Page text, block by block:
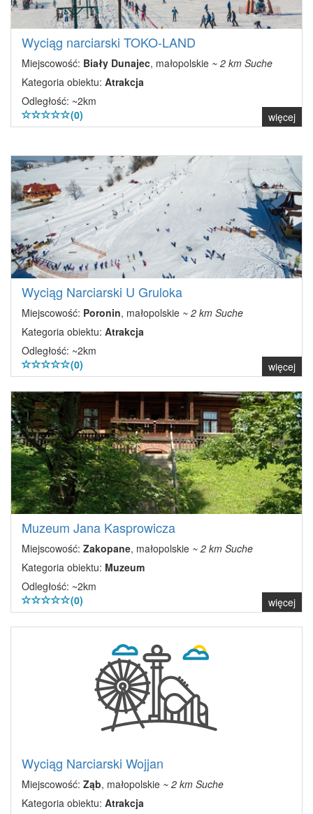
Wyciąg narciarski TOKO-LAND
Miejscowość: Biały Dunajec, małopolskie ~ 2 km Suche
Kategoria obiektu: Atrakcja
Odległość: ~2km
(0)
więcej
Wyciąg Narciarski U Gruloka
Miejscowość: Poronin, małopolskie ~ 2 km Suche
Kategoria obiektu: Atrakcja
Odległość: ~2km
(0)
więcej
Muzeum Jana Kasprowicza
Miejscowość: Zakopane, małopolskie ~ 2 km Suche
Kategoria obiektu: Muzeum
Odległość: ~2km
(0)
więcej
Wyciąg Narciarski Wojjan
Miejscowość: Ząb, małopolskie ~ 2 km Suche
Kategoria obiektu: Atrakcja